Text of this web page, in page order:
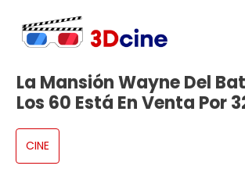
La Mansión Wayne Del
Los 60 Está En Venta Por
CINE